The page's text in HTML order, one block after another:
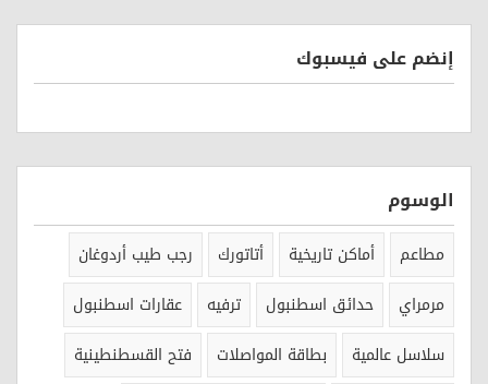
إنضم على فيسبوك
الوسوم
مطاعم أماكن تاريخية أتاتورك
رجب طيب أردوغان
مرمراي
حدائق اسطنبول ترفيه
عقارات اسطنبول
سلاسل عالمية
بطاقة المواصلات
فتح القسطنطينية